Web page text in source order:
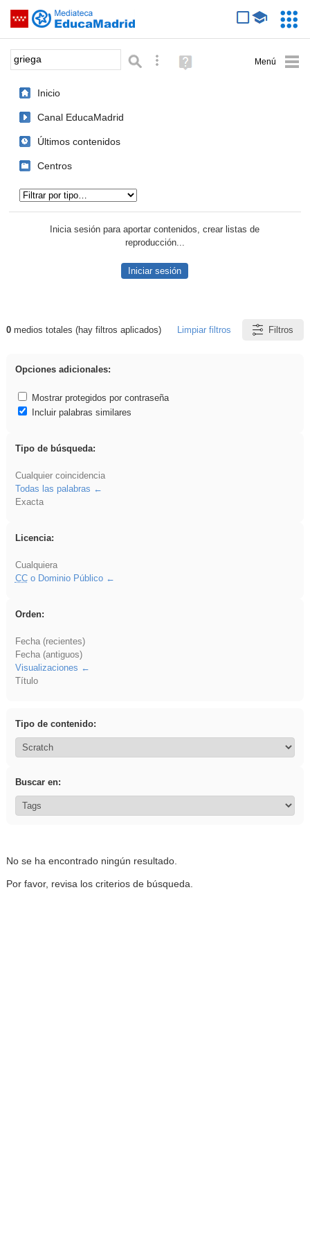
Saltar navegación
Palabra o frase: Búsqueda avanzada
Ayuda
(en
Inicio
Canal EducaMadrid
Últimos contenidos
Centros
Inicia sesión para aportar contenidos, crear listas de
reproducción...
Iniciar sesión
Resultados de: griega
0medios totales (hay filtros aplicados) Limpiar filtros Filtros
Opciones adicionales:
Mostrar protegidos por contraseña
Incluir palabras similares
Tipo de búsqueda:
Cualquier coincidencia
Todas las palabras
Exacta
Licencia:
Cualquiera
CCo Dominio Público
Orden:
Fecha (recientes)
Fecha (antiguos)
Visualizaciones
Título
Tipo de contenido:
Buscar en:
No se ha encontrado ningún resultado.
Por favor, revisa los criterios de búsqueda.